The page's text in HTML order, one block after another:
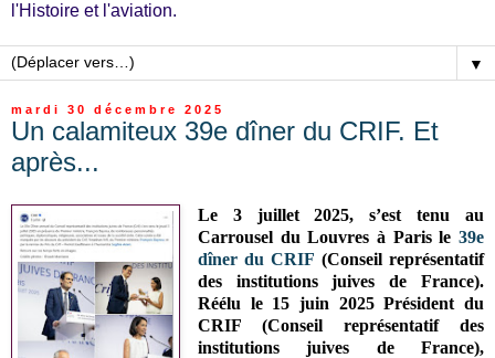
l'Histoire et l'aviation.
▼
mardi 30 décembre 2025
Un calamiteux 39e dîner du CRIF. Et
après...
Le 3 juillet 2025, s’est tenu au
Carrousel du Louvres à Paris le 39e
dîner du CRIF (Conseil représentatif
des institutions juives de France).
Réélu le 15 juin 2025 Président du
CRIF (Conseil représentatif des
institutions juives de France),